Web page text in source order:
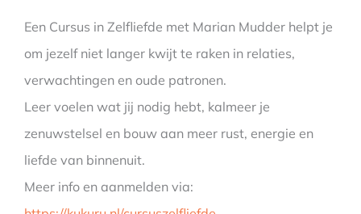
Een Cursus in Zelfliefde met Marian Mudder helpt je
om jezelf niet langer kwijt te raken in relaties,
verwachtingen en oude patronen.
Leer voelen wat jij nodig hebt, kalmeer je
zenuwstelsel en bouw aan meer rust, energie en
liefde van binnenuit.
Meer info en aanmelden via: